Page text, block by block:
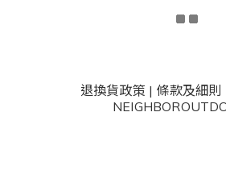
退換貨政策 | 條款及細